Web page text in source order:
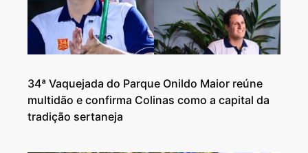
34ª Vaquejada do Parque Onildo Maior reúne
multidão e confirma Colinas como a capital da
tradição sertaneja